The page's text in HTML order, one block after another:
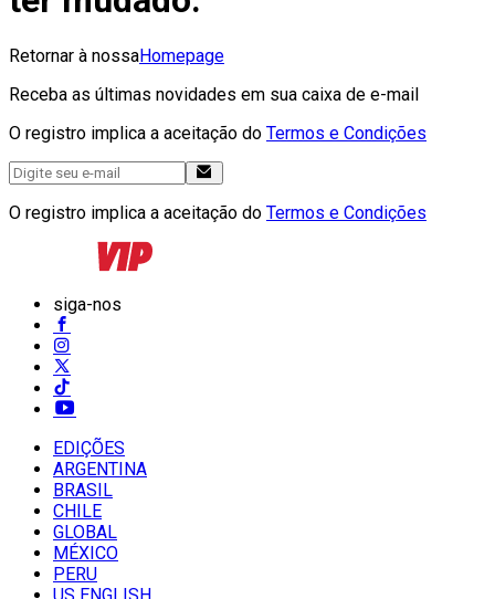
Retornar à nossaHomepage
Receba as últimas novidades em sua caixa de e-mail
O registro implica a aceitação do Termos e Condições
O registro implica a aceitação do Termos e Condições
siga-nos
EDIÇÕES
ARGENTINA
BRASIL
CHILE
GLOBAL
MÉXICO
PERU